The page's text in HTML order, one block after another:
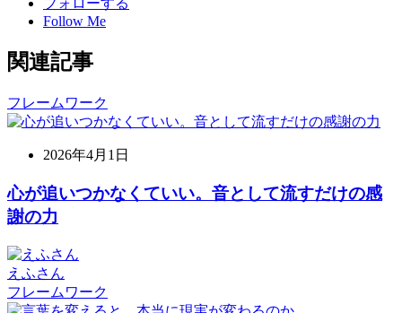
フォローする
Follow Me
関連記事
フレームワーク
2026年4月1日
心が追いつかなくていい。音として流すだけの感
謝の力
えふさん
フレームワーク